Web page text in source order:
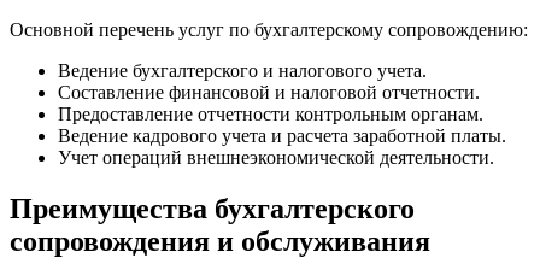
Основной перечень услуг по бухгалтерскому сопровождению:
Ведение бухгалтерского и налогового учета.
Составление финансовой и налоговой отчетности.
Предоставление отчетности контрольным органам.
Ведение кадрового учета и расчета заработной платы.
Учет операций внешнеэкономической деятельности.
Преимущества бухгалтерского
сопровождения и обслуживания